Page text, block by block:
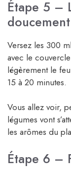
Étape 5 –
doucement
Versez les 300
avec le
légèrement le
15 à 20 minutes.
Vous allez voir,
légumes vont
les arômes du
Étape 6 –